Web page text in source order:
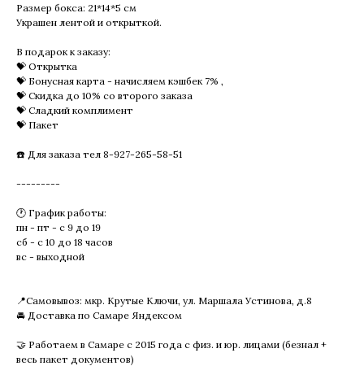
Размер бокса: 21*14*5 см
Украшен лентой и открыткой.
В подарок к заказу:
💝 Открытка
💝 Бонусная карта - начисляем кэшбек 7% ,
💝 Скидка до 10% со второго заказа
💝 Сладкий комплимент
💝 Пакет
☎️ Для заказа тел 8-927-265-58-51
---------
🕐 График работы:
пн - пт - с 9 до 19
сб - с 10 до 18 часов
вс - выходной
📍Самовывоз: мкр. Крутые Ключи, ул. Маршала Устинова, д.8
🚘 Доставка по Самаре Яндексом
🤝 Работаем в Самаре с 2015 года с физ. и юр. лицами (безнал +
весь пакет документов)